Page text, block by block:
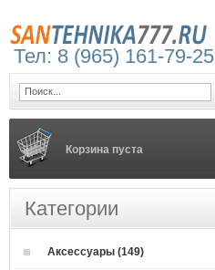
Корзина пуста
Категории
Аксессуары (149)
Тел: 8 (965) 161-79-25